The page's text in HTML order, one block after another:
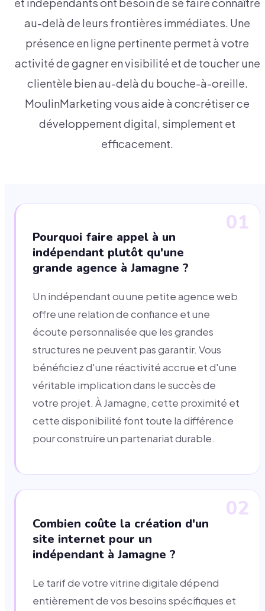
et indépendants ont besoin de se faire connaître
au-delà de leurs frontières immédiates. Une
présence en ligne pertinente permet à votre
activité de gagner en visibilité et de toucher une
clientèle bien au-delà du bouche-à-oreille.
MoulinMarketing vous aide à concrétiser ce
développement digital, simplement et
efficacement.
01
Pourquoi faire appel à un
indépendant plutôt qu'une
grande agence à Jamagne ?
Un indépendant ou une petite agence web
offre une relation de confiance et une
écoute personnalisée que les grandes
structures ne peuvent pas garantir. Vous
bénéficiez d'une réactivité accrue et d'une
véritable implication dans le succès de
votre projet. À Jamagne, cette proximité et
cette disponibilité font toute la différence
pour construire un partenariat durable.
02
Combien coûte la création d'un
site internet pour un
indépendant à Jamagne ?
Le tarif de votre vitrine digitale dépend
entièrement de vos besoins spécifiques et